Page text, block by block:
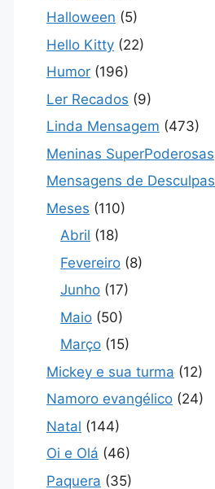
Halloween (5)
Hello Kitty (22)
Humor (196)
Ler Recados (9)
Linda Mensagem (473)
Meninas SuperPoderosas
Mensagens de Desculpas
Meses (110)
Abril (18)
Fevereiro (8)
Junho (17)
Maio (50)
Março (15)
Mickey e sua turma (12)
Namoro evangélico (24)
Natal (144)
Oi e Olá (46)
Paquera (35)